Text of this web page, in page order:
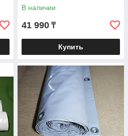
В наличии
41 990 ₸
Купить